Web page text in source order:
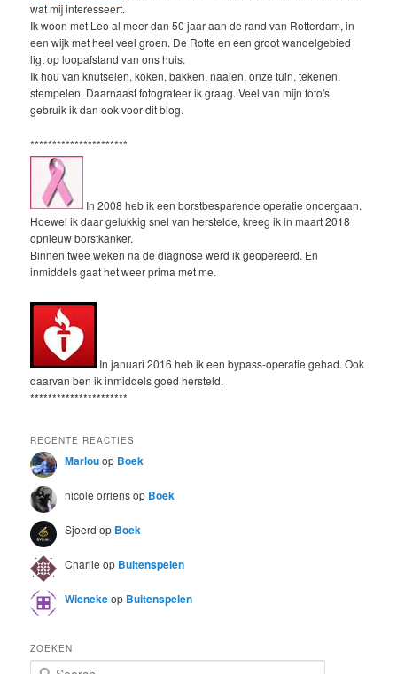
wat mij interesseert.
Ik woon met Leo al meer dan 50 jaar aan de rand van Rotterdam, in
een wijk met heel veel groen. De Rotte en een groot wandelgebied
ligt op loopafstand van ons huis.
Ik hou van knutselen, koken, bakken, naaien, onze tuin, tekenen,
stempelen. Daarnaast fotografeer ik graag. Veel van mijn foto's
gebruik ik dan ook voor dit blog.
**********************
In 2008 heb ik een borstbesparende operatie ondergaan.
Hoewel ik daar gelukkig snel van herstelde, kreeg ik in maart 2018
opnieuw borstkanker.
Binnen twee weken na de diagnose werd ik geopereerd. En
inmiddels gaat het weer prima met me.
In januari 2016 heb ik een bypass-operatie gehad. Ook
daarvan ben ik inmiddels goed hersteld.
**********************
RECENTE REACTIES
Marlouop Boek
nicole orriensop Boek
Sjoerd op Boek
Charlie op Buitenspelen
Wienekeop Buitenspelen
ZOEKEN